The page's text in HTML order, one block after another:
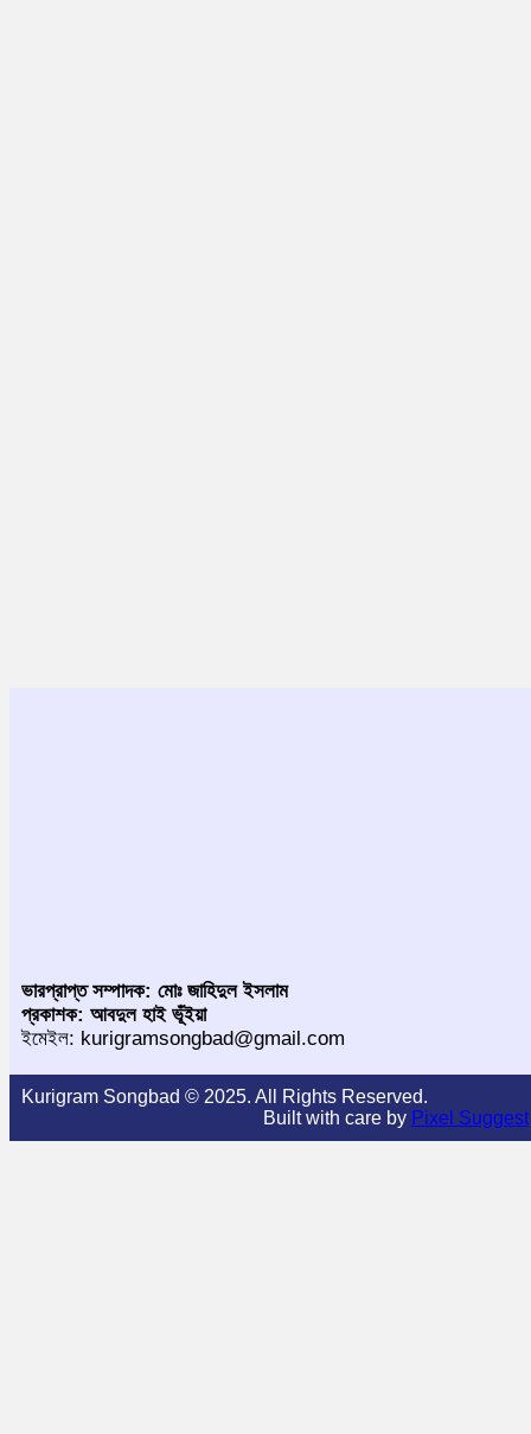
ভারপ্রাপ্ত সম্পাদক: মোঃ জাহিদুল ইসলাম
প্রকাশক: আবদুল হাই ভূঁইয়া
ইমেইল: kurigramsongbad@gmail.com
Kurigram Songbad © 2025. All Rights Reserved.
Built with care by Pixel Suggest